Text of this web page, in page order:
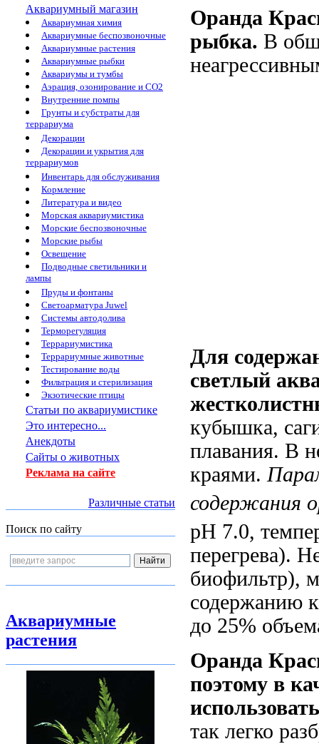
Аквариумный магазин
Аквариумная химия
Аквариумные беспозвоночные
Аквариумные растения
Аквариумные рыбки
Аквариумы и тумбы
Аэрация, озонирование и CO2
Внутренние помпы
Грунты и субстраты для
террариума
Декорации
Декорации и укрытия для
террариумов
Инвентарь для обслуживания
Кормление
Литература и видео
Морская аквариумистика
Морские беспозвоночные
Морские рыбы
Освещение
Подводные светильники и
лампы
Пруды и фонтаны
Светоарматура Juwel
Системы автодолива
Терморегуляция
Террариумистика
Террариумные животные
Тестирование воды
Фильтрация и стерилизация
Экзотические птицы
Статьи по аквариумистике
Это интересно...
Анекдоты
Сайты о животных
Реклама на сайте
Различные статьи
Поиск по сайту
Аквариумные
растения
Оранда
рыбка. В
Для
светлый
кубышка,
плавания. В
краями.
содержания
рН 7.0,
перегрева).
биофильтр),
содержанию
до 25%
Оранда
поэтому в
так легко